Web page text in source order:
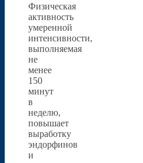
Физическая
активность
умеренной
интенсивности,
выполняемая
не
менее
150
минут
в
неделю,
повышает
выработку
эндорфинов
и